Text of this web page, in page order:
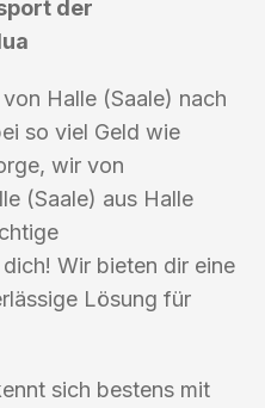
der
Halle (Saale) nach
so viel Geld wie
wir von
(Saale) aus Halle
Wir bieten dir eine
Lösung für
sich bestens mit